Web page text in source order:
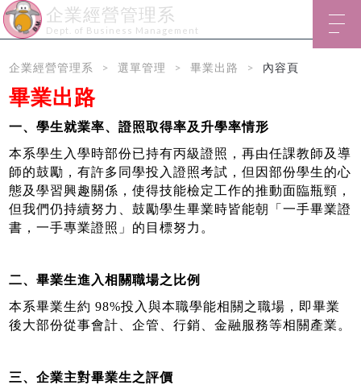
企業經營管理系
Dept. of Business Management
企業經營管理系 選單管理 畢業出路 內容頁
畢業出路
一、學生就業率、證照取得率及升學率情形
本系學生入學時部份已持有丙級證照，再由任課教師及導
師的鼓勵，有許多同學投入證照考試，但因部份學生的心
態及學習興趣關係，使得技能檢定工作的推動面臨瓶頸，
但我們仍持續努力、鼓勵學生畢業時皆能朝「一手畢業證
書，一手專業證照」的目標努力。
二、畢業生進入相關職場之比例
本系畢業生約 98%投入與本職學能相關之職場，即畢業
後大部份從事會計、企管、行銷、金融服務等相關產業。
三、企業主對畢業生之評價